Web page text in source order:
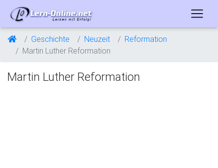
Geschichte Neuzeit
Reformation
Martin Luther Reformation
Martin Luther Reformation